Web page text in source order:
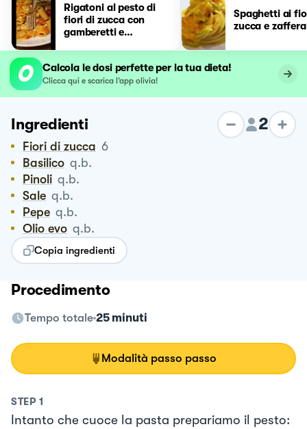
Rigatoni al pesto di
fiori di zucca con
gamberetti e
Spaghetti ai
zucca e
Calcola le dosi perfette per la tua dieta!
Clicca qui e scarica l’app olivia!
Ingredienti 2
Fiori di zucca 6
Basilico q.b.
Pinoli q.b.
Sale q.b.
Pepe q.b.
Olio evo q.b.
Copia ingredienti
Procedimento
Tempo totale 25 minuti
Modalità passo passo
STEP 1
Intanto che cuoce la pasta prepariamo il pesto: